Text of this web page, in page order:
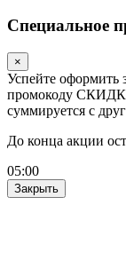
Специальное
×
Успейте оформить
промокоду
суммируется с
До конца акции
05:00
Закрыть